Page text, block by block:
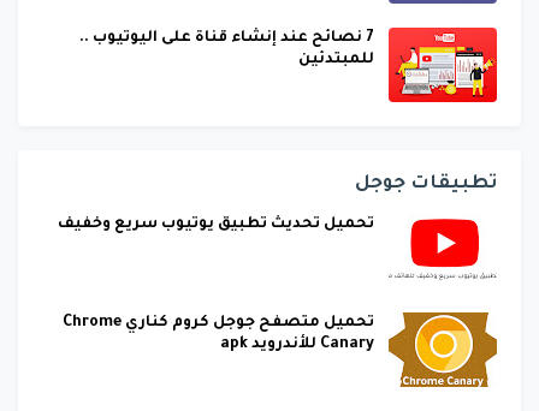
7 نصائح عند إنشاء قناة على اليوتيوب ..
للمبتدئين
تطبيقات جوجل
تحميل تحديث تطبيق يوتيوب سريع وخفيف
تحميل متصفح جوجل كروم كناري Chrome
Canary للأندرويد apk